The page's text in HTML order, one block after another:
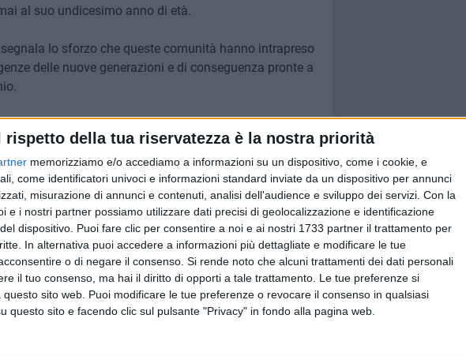
rispetto della tua riservatezza è la nostra priorità
memorizziamo e/o accediamo a informazioni su un dispositivo, come i cookie, e
come identificatori univoci e informazioni standard inviate da un dispositivo per annunci
misurazione di annunci e contenuti, analisi dell'audience e sviluppo dei servizi. Con la
e i nostri partner possiamo utilizzare dati precisi di geolocalizzazione e identificazione
dispositivo. Puoi fare clic per consentire a noi e ai nostri 1733 partner il trattamento per
In alternativa puoi accedere a informazioni più dettagliate e modificare le tue
o di negare il consenso. Si rende noto che alcuni trattamenti dei dati personali
il tuo consenso, ma hai il diritto di opporti a tale trattamento. Le tue preferenze si
sito web. Puoi modificare le tue preferenze o revocare il consenso in qualsiasi
questo sito e facendo clic sul pulsante "Privacy" in fondo alla pagina web.
al suo undicesimo anno di età.
lo sforzo che queste comunità hanno intrapreso
delle nuove generazioni e di conseguenza pronte a
maggio, alle ore 11.30, nella sala conferenze del
e Valorizzazione del Territorio della Regione Puglia
di Bari.
deIl Tempo dei Piccoli;Rossana Farinati,
Marcone, assessore alla Cultura del Comune di
del Comune di Andria; Pasquale Chieco , sindaco
, assessora alla Cultura del Comune di Terlizzi;
e i sostenitori dell'iniziativa.